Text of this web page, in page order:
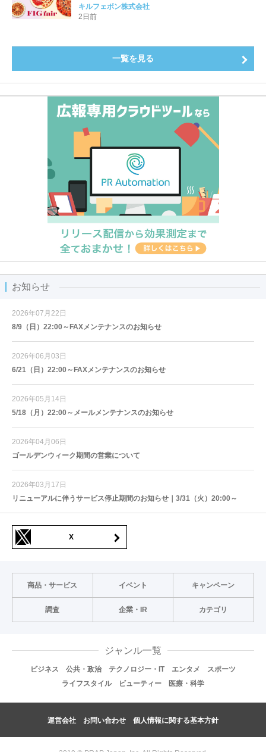
をたっぷりと。新作を含め、イチジク尽くしの全4種が
登場8月20日（木）スタート
キルフェボン株式会社
2日前
一覧を見る
お知らせ
2026年07月22日
8/9（日）22:00～FAXメンテナンスのお知らせ
2026年06月03日
6/21（日）22:00～FAXメンテナンスのお知らせ
2026年05月14日
5/18（月）22:00～メールメンテナンスのお知らせ
2026年04月06日
ゴールデンウィーク期間の営業について
2026年03月17日
リニューアルに伴うサービス停止期間のお知らせ｜3/31（火）20:00～
X
商品・サービス イベント キャンペーン
調査 企業・IR カテゴリ
ジャンル一覧
ビジネス 公共・政治 テクノロジー・IT エンタメ
スポーツ
ライフスタイル
ビューティー 医療・科学
運営会社 お問い合わせ 個人情報に関する基本方針